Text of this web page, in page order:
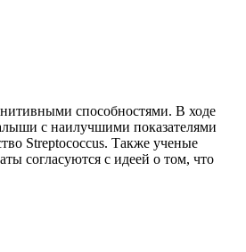
способностями. В ходе
с наилучшими показателями
Streptococcus. Также ученые
согласуются с идеей о том, что